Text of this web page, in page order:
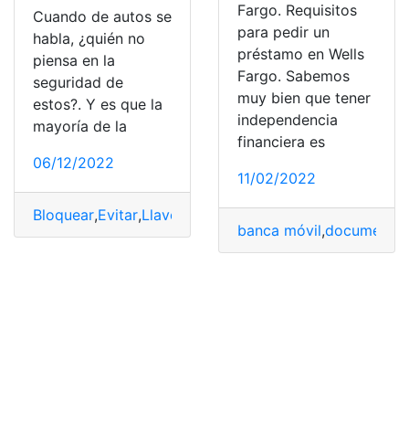
Cuando de autos se
habla, ¿quién no
piensa en la
seguridad de
estos?. Y es que la
mayoría de la
06/12/2022
Bloquear,Evitar,Llaves Robo,Seguridad
Fargo. Requisitos
para pedir un
préstamo en Wells
Fargo. Sabemos
muy bien que tener
independencia
financiera es
11/02/2022
banca móvil,